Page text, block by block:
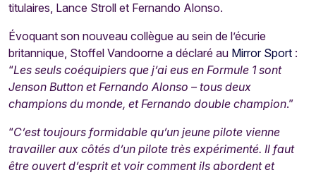
titulaires, Lance Stroll et Fernando Alonso.
Évoquant son nouveau collègue au sein de l’écurie
britannique, Stoffel Vandoorne a déclaré au Mirror Sport :
“Les seuls coéquipiers que j’ai eus en Formule 1 sont
Jenson Button et Fernando Alonso – tous deux
champions du monde, et Fernando double champion.”
“C’est toujours formidable qu’un jeune pilote vienne
travailler aux côtés d’un pilote très expérimenté. Il faut
être ouvert d’esprit et voir comment ils abordent et